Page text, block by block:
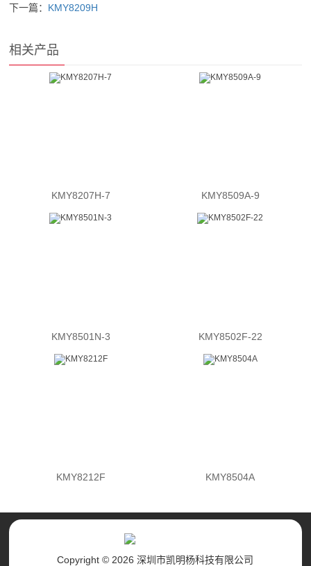
下一篇： KMY8209H
相关产品
KMY8207H-7 KMY8509A-9
KMY8501N-3 KMY8502F-22
KMY8212F KMY8504A
Copyright © 2026 深圳市凯明杨科技有限公司